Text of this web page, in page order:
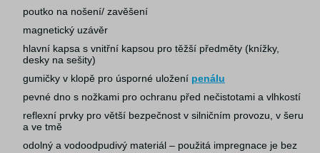
poutko na nošení/ zavěšení
magnetický uzávěr
hlavní kapsa s vnitřní kapsou pro těžší předměty (knížky,
desky na sešity)
gumičky v klopě pro úsporné uložení penálu
pevné dno s nožkami pro ochranu před nečistotami a vlhkostí
reflexní prvky pro větší bezpečnost v silničním provozu, v šeru
a ve tmě
odolný a vodoodpudivý materiál – použitá impregnace je bez